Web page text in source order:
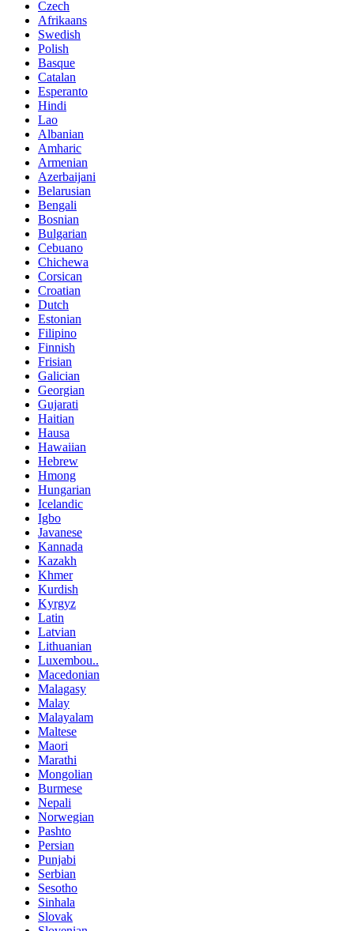
Czech
Afrikaans
Swedish
Polish
Basque
Catalan
Esperanto
Hindi
Lao
Albanian
Amharic
Armenian
Azerbaijani
Belarusian
Bengali
Bosnian
Bulgarian
Cebuano
Chichewa
Corsican
Croatian
Dutch
Estonian
Filipino
Finnish
Frisian
Galician
Georgian
Gujarati
Haitian
Hausa
Hawaiian
Hebrew
Hmong
Hungarian
Icelandic
Igbo
Javanese
Kannada
Kazakh
Khmer
Kurdish
Kyrgyz
Latin
Latvian
Lithuanian
Luxembou..
Macedonian
Malagasy
Malay
Malayalam
Maltese
Maori
Marathi
Mongolian
Burmese
Nepali
Norwegian
Pashto
Persian
Punjabi
Serbian
Sesotho
Sinhala
Slovak